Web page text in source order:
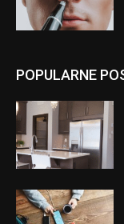
POPULARNE